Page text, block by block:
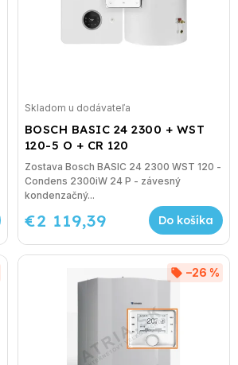
BOSCH BASIC 24 2300 + WST
120-5 O + CR 120
Skladom u dodávateľa
€2 119,39 Do košíka
Zostava Bosch BASIC 24 2300 WST 120 -
Condens 2300iW 24 P - závesný
kondenzačný...
–26 %